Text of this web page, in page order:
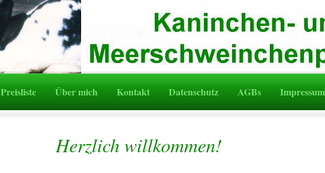
Preisliste Über mich Kontakt Datenschutz AGBs Impressum
Herzlich willkommen!